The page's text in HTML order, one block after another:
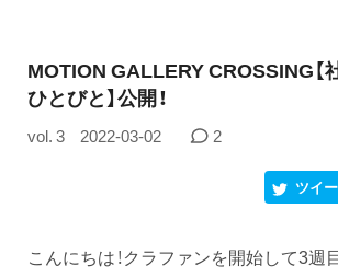
MOTION GALLERY CROSSING【
ひとびと】公開！
vol. 3 2022-03-02 2
ツイ
こんにちは！クラファンを開始して3週